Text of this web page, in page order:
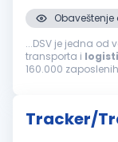
...DSV je jedna od
transporta i
160.000
Tracker/